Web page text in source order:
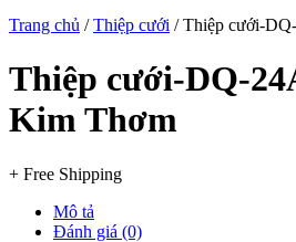
Trang chủ /Thiệp cưới / Thiệp cưới-
Thiệp cưới-DQ-
Kim Thơm
+ Free Shipping
Mô tả
Đánh giá (0)